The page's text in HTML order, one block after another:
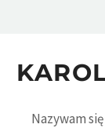
Nazywam